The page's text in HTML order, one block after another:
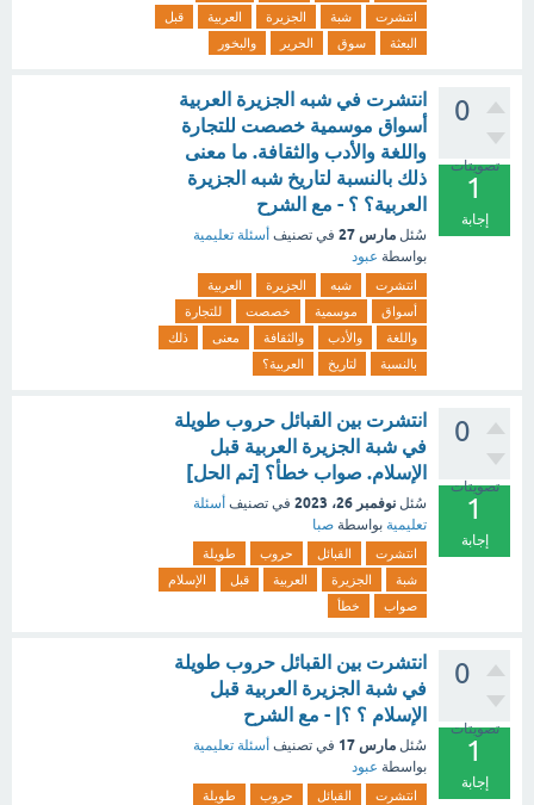
انتشرت
شبة الجزيرة العربية
قبل
البعثة
سوق الحرير والبخور
0
تصويتات
1
إجابة
انتشرت في شبه الجزيرة العربية
أسواق موسمية خصصت للتجارة
واللغة والأدب والثقافة. ما معنى
ذلك بالنسبة لتاريخ شبه الجزيرة
العربية؟ ؟ - مع الشرح
سُئل مارس 27 في تصنيف أسئلة تعليمية
بواسطة عبود
انتشرت شبه الجزيرة
العربية
أسواق
موسمية خصصت
للتجارة
واللغة
والأدب والثقافة معنى
ذلك
بالنسبة
لتاريخ العربية؟
0
تصويتات
1
إجابة
انتشرت بين القبائل حروب طويلة
في شبة الجزيرة العربية قبل
الإسلام. صواب خطأ؟ [تم الحل]
سُئل نوفمبر 26، 2023 في تصنيف أسئلة
تعليمية بواسطة صبا
انتشرت القبائل حروب
طويلة
شبة
الجزيرة العربية قبل
الإسلام
صواب
خطأ
0
تصويتات
1
إجابة
انتشرت بين القبائل حروب طويلة
في شبة الجزيرة العربية قبل
الإسلام ؟ ؟| - مع الشرح
سُئل مارس 17 في تصنيف أسئلة تعليمية
بواسطة عبود
انتشرت القبائل حروب
طويلة